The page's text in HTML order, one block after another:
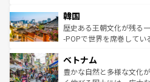
はコンテンツ一覧
いる。アクティビティも
ビング、ハイキングなど
い。オーストラリアの多
参照してほしい。
ン）、静ひつな山岳地帯
と山間の静けさが共存し
驚きをもたらしてくれる
容にもいいと評判のスイ
が味わえる。 なお
韓国
歴史ある王朝文化が残る
-POPで世界を席巻してい
き、地方に足を延ばせば
できる。そして、キムチ
ベトナム
豊かな自然と多様な文化